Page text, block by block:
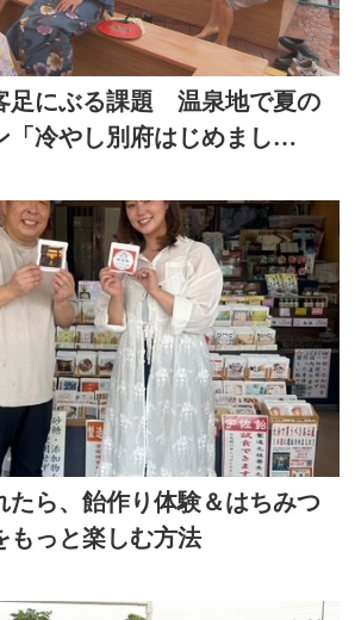
足にぶる課題 温泉地で夏の
「冷やし別府はじめまし
など設置
たら、飴作り体験＆はちみつ
もっと楽しむ方法